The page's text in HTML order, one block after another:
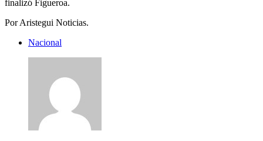
finalizó Figueroa.
Por Aristegui Noticias.
Nacional